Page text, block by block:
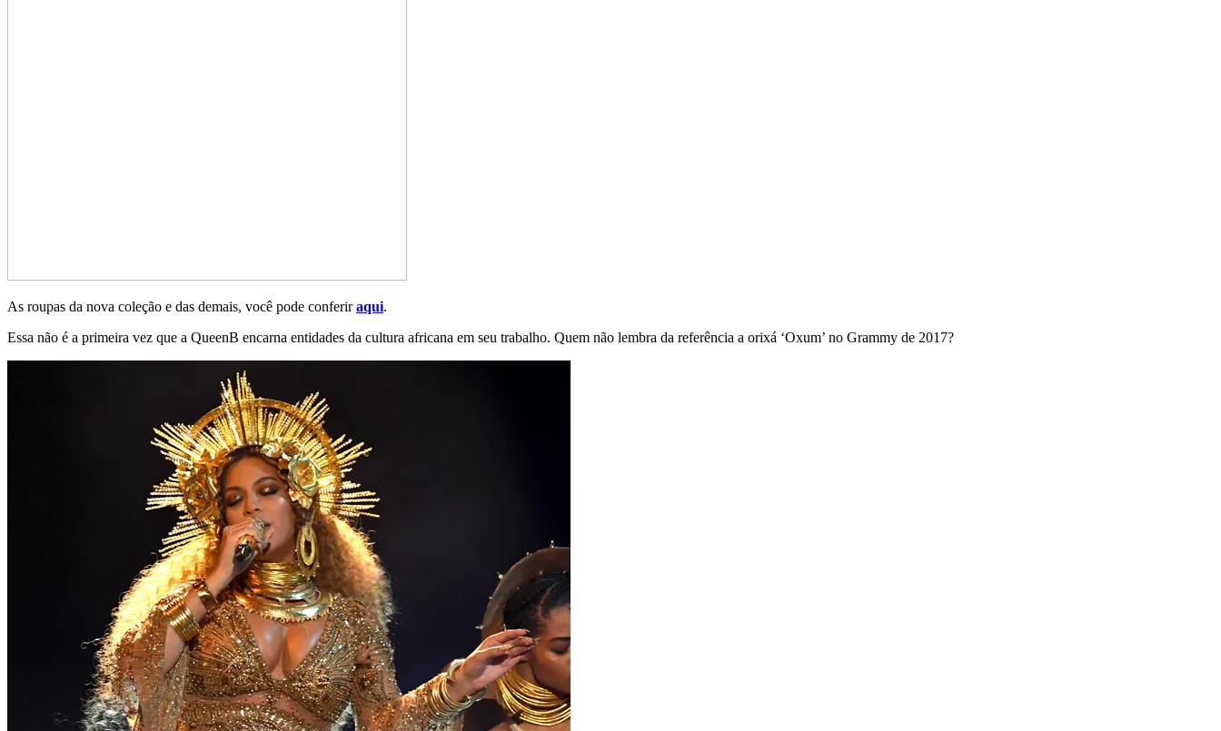
As roupas da nova coleção e das demais, você pode conferiraqui.
Essa não é a primeira vez que a QueenB encarna entidades da cultura africana em seu trabalho. Quem não lembra da referência a orixá ‘Oxum’ no Grammy de 2017?